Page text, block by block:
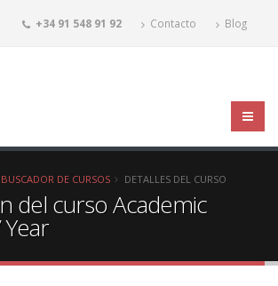
+34 91 548 91 92 Contacto Blog
BUSCADOR DE CURSOS DETALLES DEL CURSO
del curso Academic